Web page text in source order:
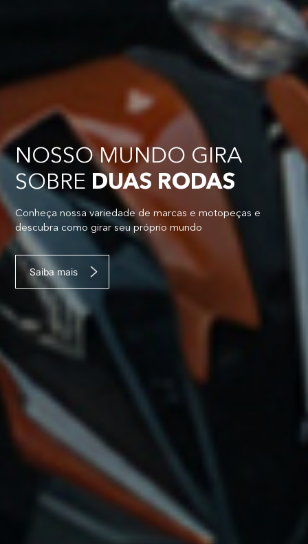
NOSSO MUNDO GIRA
SOBRE DUAS RODAS
Conheça nossa variedade de marcas e motopeças e
descubra como girar seu próprio mundo
Saiba mais